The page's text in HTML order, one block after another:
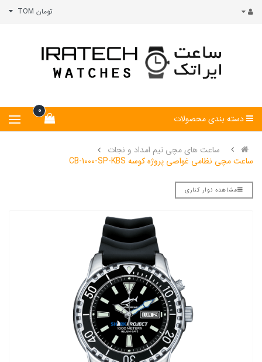
تومان TOM
0
دسته بندی محصولات
ساعت های مچی تیم امداد و نجات
ساعت مچی نظامی غواصی پروژه کوسه CB-1000-SP-KBS
مشاهده نوار کناری